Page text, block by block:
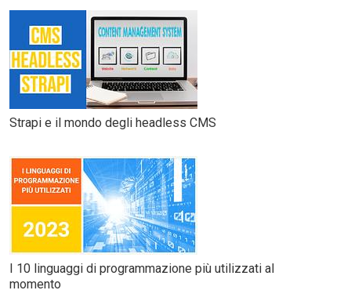
Strapi e il mondo degli headless CMS
I 10 linguaggi di programmazione più utilizzati al
momento